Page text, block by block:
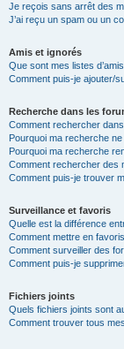
Je reçois sans arrêt des
J’ai reçu un spam ou un
Amis et ignorés
Que sont mes listes
Comment puis-je ajouter/
Recherche dans les
Comment rechercher
Pourquoi ma recherche
Pourquoi ma recherche
Comment rechercher des
Comment puis-je trouver
Surveillance et favoris
Quelle est la différence
Comment mettre en
Comment surveiller des
Comment puis-je
Fichiers joints
Quels fichiers joints sont
Comment trouver tous